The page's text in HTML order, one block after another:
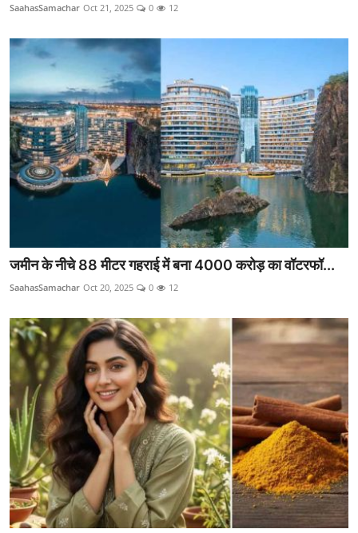
SaahasSamachar Oct 21, 2025 0 12
जमीन के नीचे 88 मीटर गहराई में बना 4000 करोड़ का वॉटरफॉ...
SaahasSamachar Oct 20, 2025 0 12